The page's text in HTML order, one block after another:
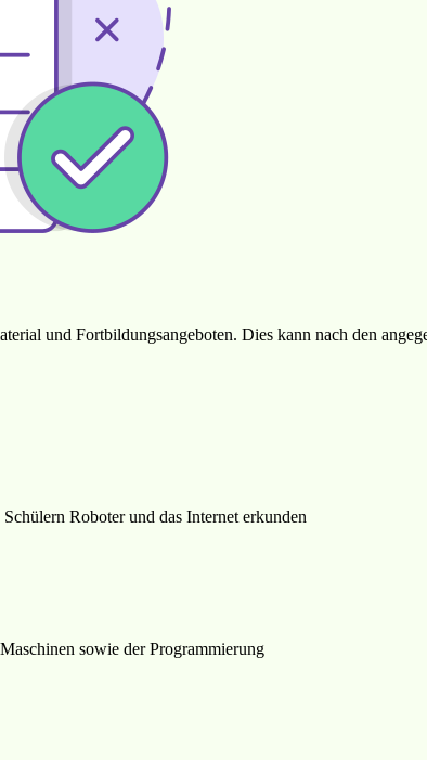
und Fortbildungsangeboten. Dies kann nach den
Roboter und das Internet erkunden
sowie der Programmierung